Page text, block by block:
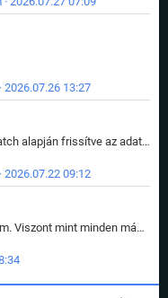
13:27
Kártya változások a 36.0.3-as patch alapján frissítve az adatbázisban (képek is cserélve).
09:12
Amióta bejött, csak ezzel játszom. Viszont mint minden más - akár az alapjáték is, ez is baromira összetett lett. Néha már pár kör után is esélytelen az egész. Vagy irreállisan túltápol valaki, vagy lelép a partner, vagy csak hülye mint a segg. És amikor eljönne az én időm, na akkor jön el mindenki másé is. Engem jobban érdekelne, hogy ki milyen ratingen szokott játszani. Na ez lenne egy érdekes adat.